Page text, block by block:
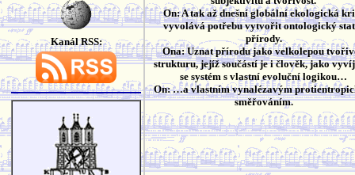
Kanál RSS:
On: A tak až dnešní globální ekologická
vyvolává potřebu vytvořit ontologický
přírody.
Ona: Uznat přírodu jako velkolepou
strukturu, jejíž součástí je i člověk, jako
se systém s vlastní evoluční logikou…
On: …a vlastním vynalézavým
směřováním.